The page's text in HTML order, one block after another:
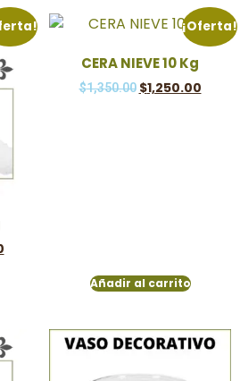
¡Oferta!
CERA NIEVE 10 Kg
$1,350.00 $1,250.00
Añadir al carrito